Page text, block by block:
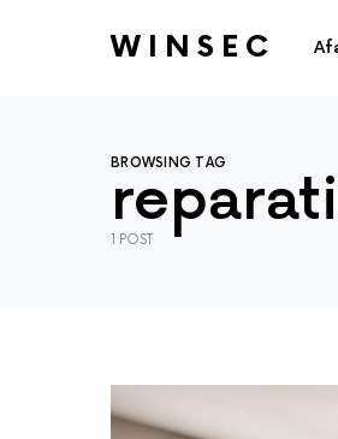
WINSEC
BROWSING TAG
1 POST